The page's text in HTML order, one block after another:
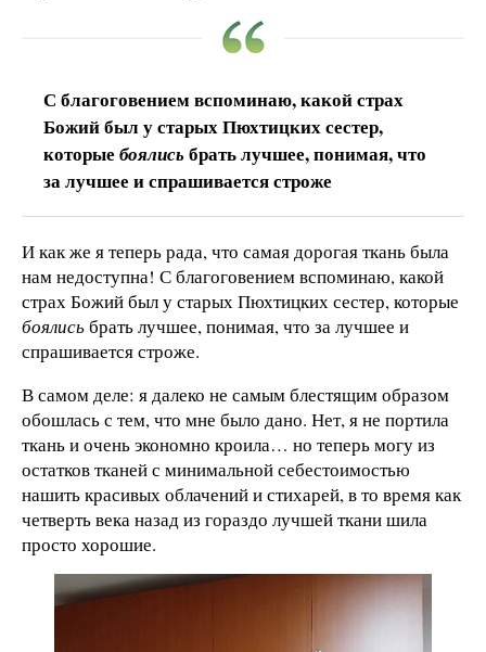
С благоговением вспоминаю, какой страх
Божий был у старых Пюхтицких сестер,
которые боялисьбрать лучшее, понимая, что
за лучшее и спрашивается строже
И как же я теперь рада, что самая дорогая ткань была
нам недоступна! С благоговением вспоминаю, какой
страх Божий был у старых Пюхтицких сестер, которые
боялисьбрать лучшее, понимая, что за лучшее и
спрашивается строже.
В самом деле: я далеко не самым блестящим образом
обошлась с тем, что мне было дано. Нет, я не портила
ткань и очень экономно кроила… но теперь могу из
остатков тканей с минимальной себестоимостью
нашить красивых облачений и стихарей, в то время как
четверть века назад из гораздо лучшей ткани шила
просто хорошие.